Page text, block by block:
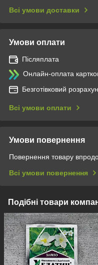
Всі умови доставки
Умови оплати
Післяплата
Онлайн-оплата
Безготівковий
Всі умови оплати
Умови повернення
Повернення товару
Всі умови повернення
Подібні товари